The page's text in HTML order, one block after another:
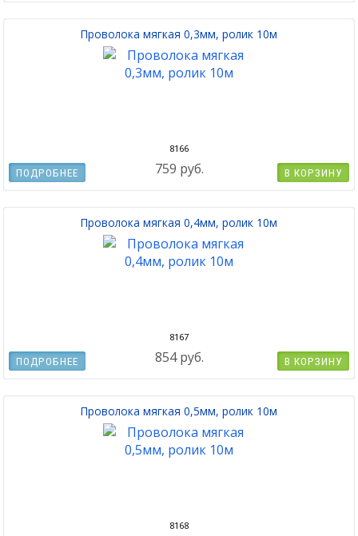
Проволока мягкая 0,3мм, ролик 10м
8166
759 руб. В КОРЗИНУ
ПОДРОБНЕЕ
Проволока мягкая 0,4мм, ролик 10м
8167
854 руб. В КОРЗИНУ
ПОДРОБНЕЕ
Проволока мягкая 0,5мм, ролик 10м
8168